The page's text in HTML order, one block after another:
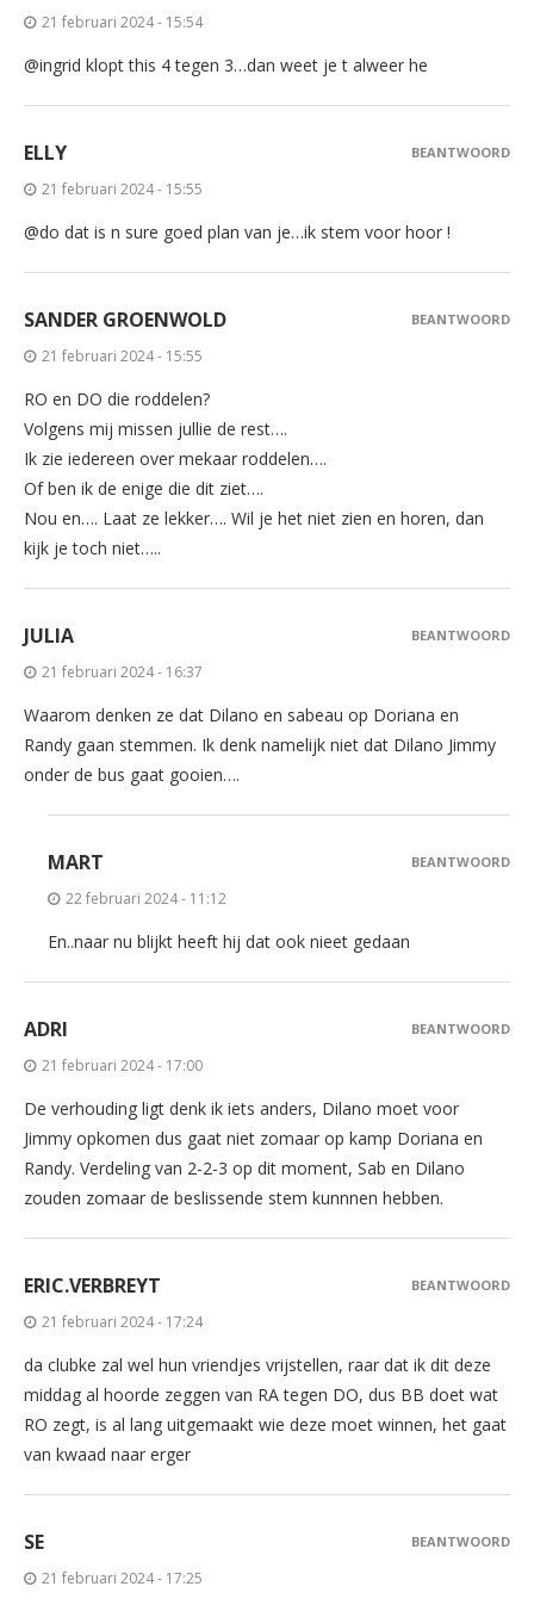
21 februari 2024 - 15:54
@ingrid klopt this 4 tegen 3…dan weet je t alweer he
ELLY
21 februari 2024 - 15:55
@do dat is n sure goed plan van je…ik stem voor hoor !
BEANTWOORD
SANDER GROENWOLD
21 februari 2024 - 15:55
RO en DO die roddelen?
Volgens mij missen jullie de rest….
Ik zie iedereen over mekaar roddelen….
Of ben ik de enige die dit ziet….
Nou en…. Laat ze lekker…. Wil je het niet zien en horen, dan
kijk je toch niet…..
BEANTWOORD
JULIA
21 februari 2024 - 16:37
Waarom denken ze dat Dilano en sabeau op Doriana en
Randy gaan stemmen. Ik denk namelijk niet dat Dilano Jimmy
onder de bus gaat gooien….
BEANTWOORD
MART
22 februari 2024 - 11:12
En..naar nu blijkt heeft hij dat ook nieet gedaan
BEANTWOORD
ADRI
21 februari 2024 - 17:00
De verhouding ligt denk ik iets anders, Dilano moet voor
Jimmy opkomen dus gaat niet zomaar op kamp Doriana en
Randy. Verdeling van 2-2-3 op dit moment, Sab en Dilano
zouden zomaar de beslissende stem kunnnen hebben.
BEANTWOORD
ERIC.VERBREYT
21 februari 2024 - 17:24
da clubke zal wel hun vriendjes vrijstellen, raar dat ik dit deze
middag al hoorde zeggen van RA tegen DO, dus BB doet wat
RO zegt, is al lang uitgemaakt wie deze moet winnen, het gaat
van kwaad naar erger
BEANTWOORD
SE
21 februari 2024 - 17:25
BEANTWOORD